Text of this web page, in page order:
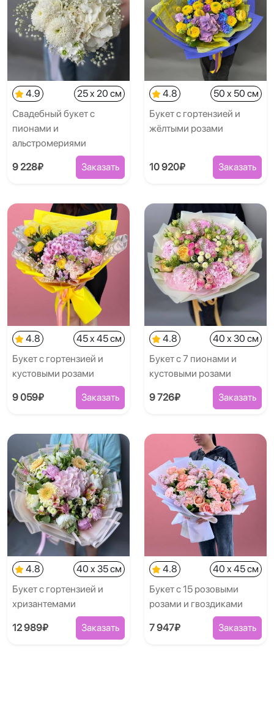
4.9
25 x 20 см
Свадебный букет с
пионами и
альстромериями
9 228₽ Заказать
4.8
50 x 50 см
Букет с гортензией и
жёлтыми розами
10 920₽ Заказать
4.8
45 x 45 см
Букет с гортензией и
кустовыми розами
9 059₽ Заказать
4.8
40 x 30 см
Букет с 7 пионами и
кустовыми розами
9 726₽ Заказать
4.8
40 x 35 см
Букет с гортензией и
хризантемами
12 989₽ Заказать
4.8
40 x 45 см
Букет с 15 розовыми
розами и гвоздиками
7 947₽ Заказать